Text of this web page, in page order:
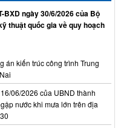
ngày 30/6/2026 của Bộ
thuật quốc gia về quy hoạch
án kiến trúc công trình Trung
06/2026 của UBND thành
nước khi mưa lớn trên địa